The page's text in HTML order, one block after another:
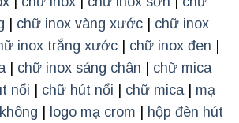
chữ inox vàng xước
chữ inox
inox trắng xước chữ inox đen
| chữ inox sáng chân
chữ mica
nổi chữ hút nổi chữ mica| mạ
logo mạ crom
hộp đèn hút